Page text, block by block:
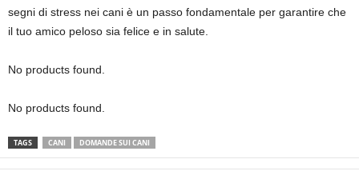
segni di stress nei cani è un passo fondamentale per garantire che
il tuo amico peloso sia felice e in salute.
No products found.
No products found.
TAGS CANI DOMANDE SUI CANI